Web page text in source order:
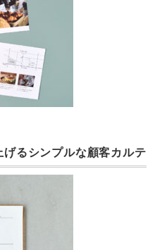
るシンプルな顧客カルテ